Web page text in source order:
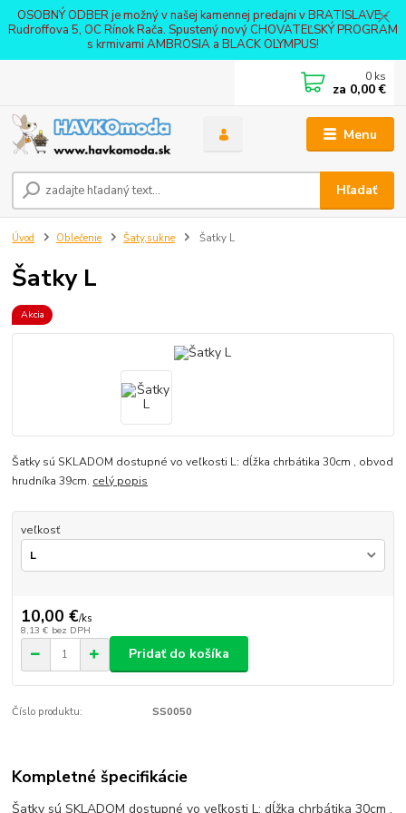
OSOBNÝ ODBER je možný v našej kamennej predajni v BRATISLAVE -
Rudroffova 5, OC Rínok Rača. Spustený nový CHOVATEĽSKÝ PROGRAM
s krmivami AMBROSIA a BLACK OLYMPUS!
Menu
Hľadať
0 ks
za 0,00 €
Úvod Oblečenie Šaty,sukne Šatky L
Šatky L
Akcia
Šatky sú SKLADOM dostupné vo veľkosti L: dĺžka chrbátika 30cm , obvod
hrudníka 39cm. celý popis
veľkosť
10,00 €/ks
8,13 € bez DPH
Pridať do košíka
Číslo produktu: SS0050
Kompletné špecifikácie
Šatky sú SKLADOM dostupné vo veľkosti L: dĺžka chrbátika 30cm ,